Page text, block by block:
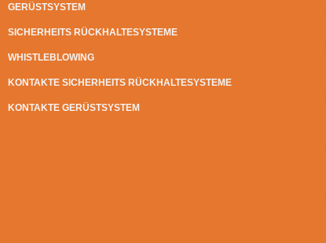
GERÜSTSYSTEM
SICHERHEITS RÜCKHALTESYSTEME
WHISTLEBLOWING
KONTAKTE SICHERHEITS RÜCKHALTESYSTEME
KONTAKTE GERÜSTSYSTEM